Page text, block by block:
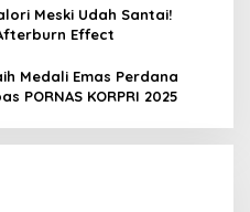
Meski Udah Santai!
Effect
Medali Emas Perdana
PORNAS KORPRI 2025